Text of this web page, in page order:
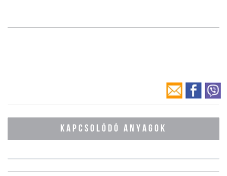
KAPCSOLÓDÓ ANYAGOK